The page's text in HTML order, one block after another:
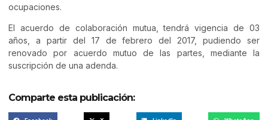
ocupaciones.
El acuerdo de colaboración mutua, tendrá vigencia de 03
años, a partir del 17 de febrero del 2017, pudiendo ser
renovado por acuerdo mutuo de las partes, mediante la
suscripción de una adenda.
Comparte esta publicación: